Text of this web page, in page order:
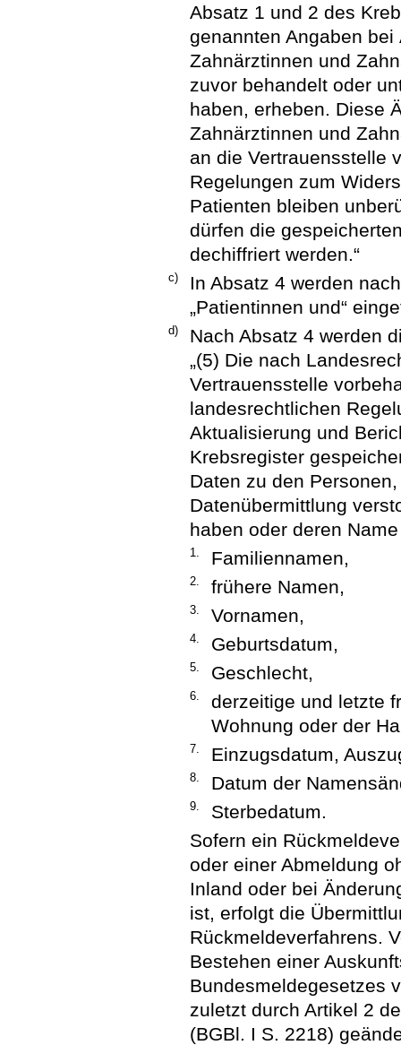
Absatz 1 und 2 des
genannten Angaben
Zahnärztinnen und
zuvor behandelt oder
haben, erheben. Diese
Zahnärztinnen und
an die Vertrauensstelle
Regelungen zum
Patienten bleiben
dürfen die
dechiffriert werden.“
c)
In Absatz 4 werden
„Patientinnen und“
d)
Nach Absatz 4 werden
„(5) Die nach
Vertrauensstelle
landesrechtlichen
Aktualisierung und
Krebsregister
Daten zu den
Datenübermittlung
haben oder deren
1. Familiennamen,
2. frühere Namen,
3. Vornamen,
4. Geburtsdatum,
5. Geschlecht,
6.
derzeitige und letzte
Wohnung oder der
7. Einzugsdatum,
8. Datum der
9.
Sterbedatum.
Sofern ein
oder einer Abmeldung
Inland oder bei
ist, erfolgt die
Rückmeldeverfahrens.
Bestehen einer
Bundesmeldegesetzes
zuletzt durch Artikel 2
(BGBl. I S. 2218)